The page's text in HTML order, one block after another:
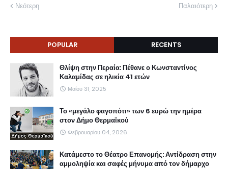
Νεότερη Παλαιότερη
POPULAR RECENTS
Θλίψη στην Περαία: Πέθανε ο Κωνσταντίνος
Καλαμίδας σε ηλικία 41 ετών
Μαΐου 31, 2025
Το «μεγάλο φαγοπότι» των 6 ευρώ την ημέρα
στον Δήμο Θερμαϊκού
Φεβρουαρίου 04, 2026
Κατάμεστο το Θέατρο Επανομής: Αντίδραση στην
αμμοληψία και σαφές μήνυμα από τον δήμαρχο